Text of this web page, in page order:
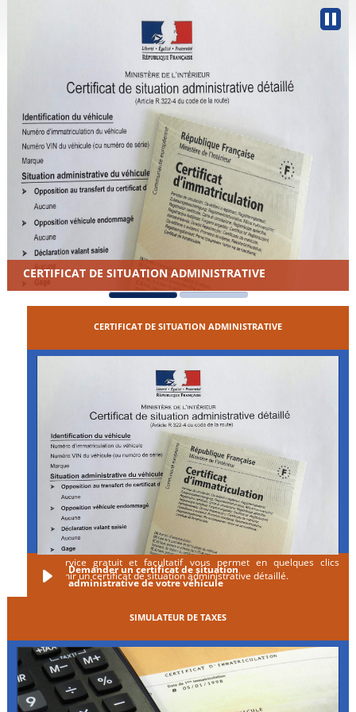
CERTIFICAT DE SITUATION ADMINISTRATIVE
CERTIFICAT DE SITUATION ADMINISTRATIVE
Ce service gratuit et facultatif vous permet en quelques clics
d'obtenir un certificat de situation administrative détaillé.
Demander un certificat de situation
administrative de votre véhicule
SIMULATEUR DE TAXES